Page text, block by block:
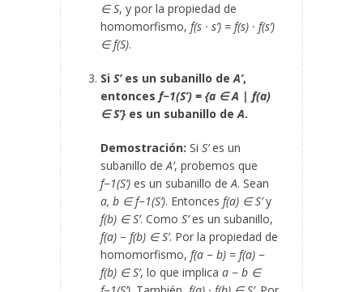
∈ S, y por la propiedad de
homomorfismo, f(s · s’) = f(s) · f(s’)
∈ f(S).
Si S’es un subanillo deA’,
entonces f−1(S’) = {a ∈ A | f(a)
∈ S’} es un subanillo deA.
Demostración: Si S’es un
subanillo deA’, probemos que
f−1(S’) es un subanillo deA. Sean
a, b ∈ f−1(S’). Entonces f(a) ∈ S’y
f(b) ∈ S’. Como S’es un subanillo,
f(a) − f(b) ∈ S’. Por la propiedad de
homomorfismo, f(a − b) = f(a) −
f(b) ∈ S’, lo que implica a − b ∈